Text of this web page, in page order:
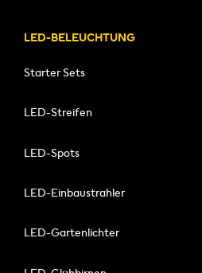
LED-BELEUCHTUNG
Starter Sets
LED-Streifen
LED-Spots
LED-Einbaustrahler
LED-Gartenlichter